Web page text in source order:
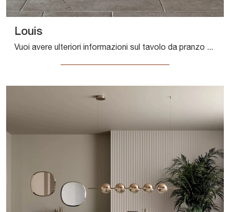
Louis
Vuoi avere ulteriori informazioni sul tavolo da pranzo Louis di Bontempi? Clicca e ottieni informazioni sui modelli fissi del brand.